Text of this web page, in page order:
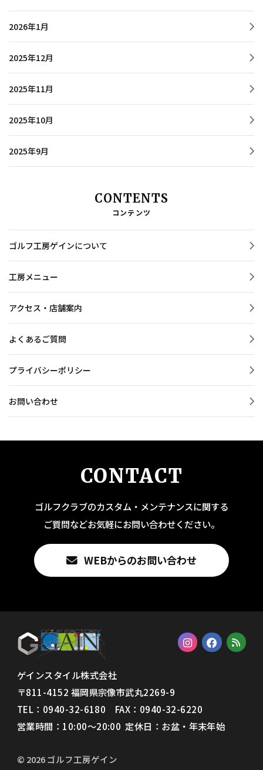
2026年1月
2025年12月
2025年11月
2025年10月
2025年9月
CONTENTS
コンテンツ
ゴルフ工房ゲインについて
工房メニュー
アクセス・店舗案内
よくあるご質問
プライバシーポリシー
お問い合わせ
CONTACT
ゴルフクラブのカスタム・メンテナンスに関する
ご質問などお気軽にお問い合わせください。
WEBからのお問い合わせ
ゲインスタイル株式会社
〒811-4152 福岡県宗像市武丸2269-9
TEL：0940-32-6180 FAX： 0940-32-6220
営業時間：10:00〜20:00 定休日：お盆・年末年始
© 2026 ゴルフ工房ゲイン